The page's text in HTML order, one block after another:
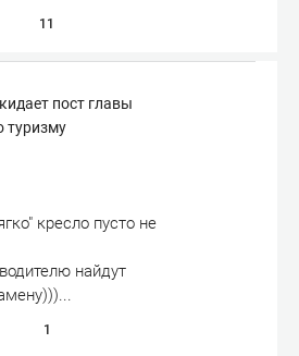
11
пост главы
туризму
кресло пусто не
найдут
1